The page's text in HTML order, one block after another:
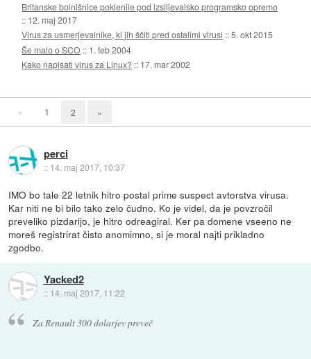
Britanske bolnišnice poklenile pod izsiljevalsko programsko opremo
:: 12. maj 2017
Virus za usmerjevalnike, ki jih ščiti pred ostalimi virusi ::5. okt 2015
Še malo o SCO :: 1. feb 2004
Kako napisati virus za Linux? :: 17. mar 2002
« 1 2 »
perci
:: 14. maj 2017, 10:37
IMO bo tale 22 letnik hitro postal prime suspect avtorstva virusa.
Kar niti ne bi bilo tako zelo čudno. Ko je videl, da je povzročil
preveliko pizdarijo, je hitro odreagiral. Ker pa domene vseeno ne
moreš registrirat čisto anomimno, si je moral najti prikladno
zgodbo.
Yacked2
:: 14. maj 2017, 11:22
Za Renault 300 dolarjev preveč